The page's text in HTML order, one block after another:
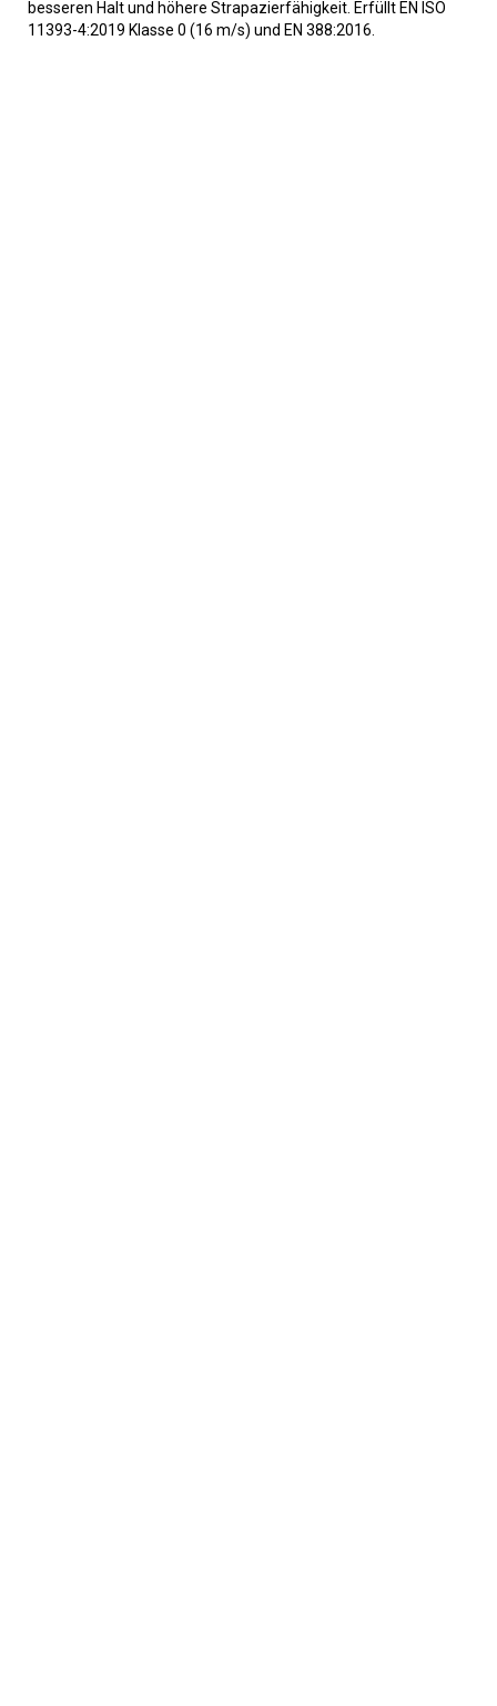
besseren Halt und höhere Strapazierfähigkeit. Erfüllt EN ISO
11393-4:2019 Klasse 0 (16 m/s) und EN 388:2016.